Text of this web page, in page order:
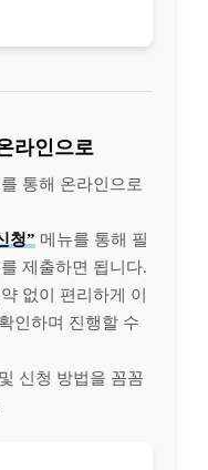
라인으로
통해 온라인으로
청” 메뉴를 통해 필
제출하면 됩니다.
없이 편리하게 이
인하며 진행할 수
신청 방법을 꼼꼼